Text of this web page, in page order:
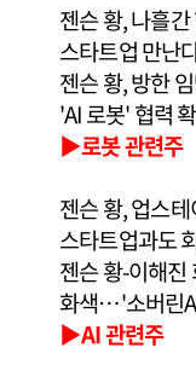
젠슨 황, 나흘
스타트업 만난
젠슨 황, 방한
'AI 로봇' 협력
▶로봇 관련주
젠슨 황, 업스
스타트업과도
젠슨 황-이해진
화색…'소버린
▶AI 관련주